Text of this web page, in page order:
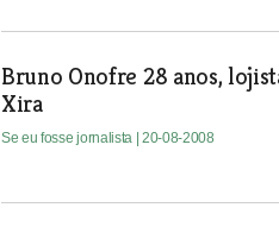
Bruno Onofre 28 anos,
Xira
Se eu fosse jornalista | 20-08-2008